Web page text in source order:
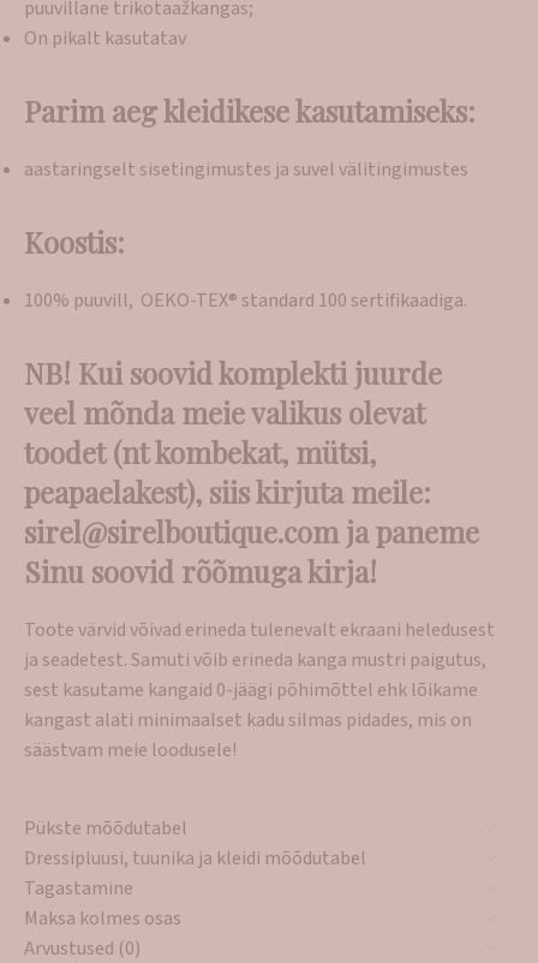
puuvillane trikotaažkangas;
On pikalt kasutatav
Parim aeg kleidikese kasutamiseks:
aastaringselt sisetingimustes ja suvel välitingimustes
Koostis:
100% puuvill, OEKO-TEX® standard 100 sertifikaadiga.
NB! Kui soovid komplekti juurde
veel mõnda meie valikus olevat
toodet (nt kombekat, mütsi,
peapaelakest), siis kirjuta meile:
sirel@sirelboutique.com ja paneme
Sinu soovid rõõmuga kirja!
Toote värvid võivad erineda tulenevalt ekraani heledusest
ja seadetest. Samuti võib erineda kanga mustri paigutus,
sest kasutame kangaid 0-jäägi põhimõttel ehk lõikame
kangast alati minimaalset kadu silmas pidades, mis on
säästvam meie loodusele!
Pükste mõõdutabel
Dressipluusi, tuunika ja kleidi mõõdutabel
Tagastamine
Maksa kolmes osas
Arvustused (0)